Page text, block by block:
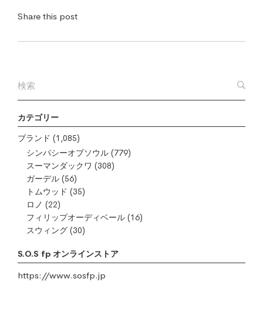
カテゴリー
ブランド (1,085)
シンパシーオブソウル (779)
スーマンダックワ (308)
ガーデル (56)
トムウッド (35)
ロノ (22)
フィリップオーディベール (16)
スウィング (30)
S.O.S fp オンラインストア
https://www.sosfp.jp
Share this post